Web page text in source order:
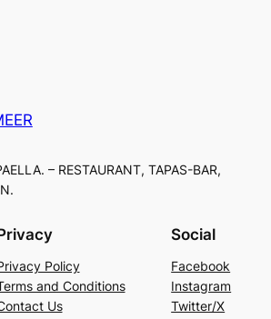
– RESTAURANT, TAPAS-BAR,
Policy
and Conditions
Us
Social
Facebook
Instagram
Twitter/X